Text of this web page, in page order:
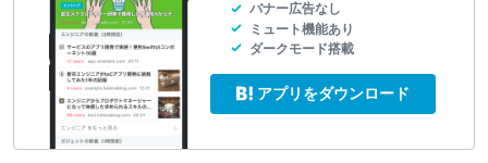
バナー広告なし
ミュート機能あり
ダークモード搭載
アプリをダウンロード